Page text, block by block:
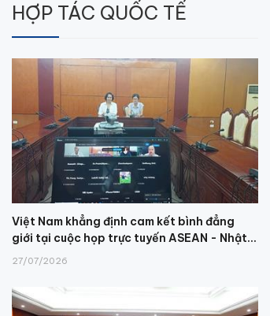
HỢP TÁC QUỐC TẾ
Việt Nam khẳng định cam kết bình đẳng
giới tại cuộc họp trực tuyến ASEAN - Nhật...
27/07/2026